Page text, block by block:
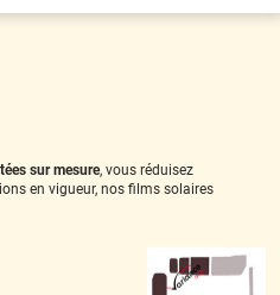
DE
sur mesure, vous réduisez
en vigueur, nos films solaires